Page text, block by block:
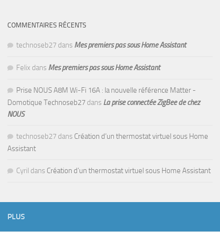
COMMENTAIRES RÉCENTS
technoseb27 dans Mes premiers pas sous Home Assistant
Felix dans Mes premiers pas sous Home Assistant
Prise NOUS A8M Wi-Fi 16A : la nouvelle référence Matter -
Domotique Technoseb27 dans La prise connectée ZigBee de chez
NOUS
technoseb27 dans Création d’un thermostat virtuel sous Home
Assistant
Cyril dans Création d’un thermostat virtuel sous Home Assistant
PLUS